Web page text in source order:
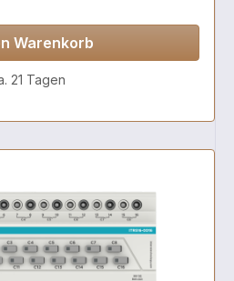
Warenkorb
21 Tagen